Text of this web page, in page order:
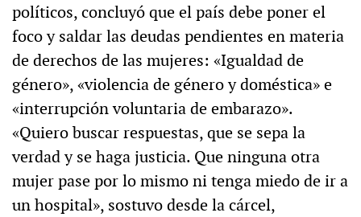
políticos, concluyó que el país debe poner el
foco y saldar las deudas pendientes en materia
de derechos de las mujeres: «Igualdad de
género», «violencia de género y doméstica» e
«interrupción voluntaria de embarazo».
«Quiero buscar respuestas, que se sepa la
verdad y se haga justicia. Que ninguna otra
mujer pase por lo mismo ni tenga miedo de ir a
un hospital», sostuvo desde la cárcel,